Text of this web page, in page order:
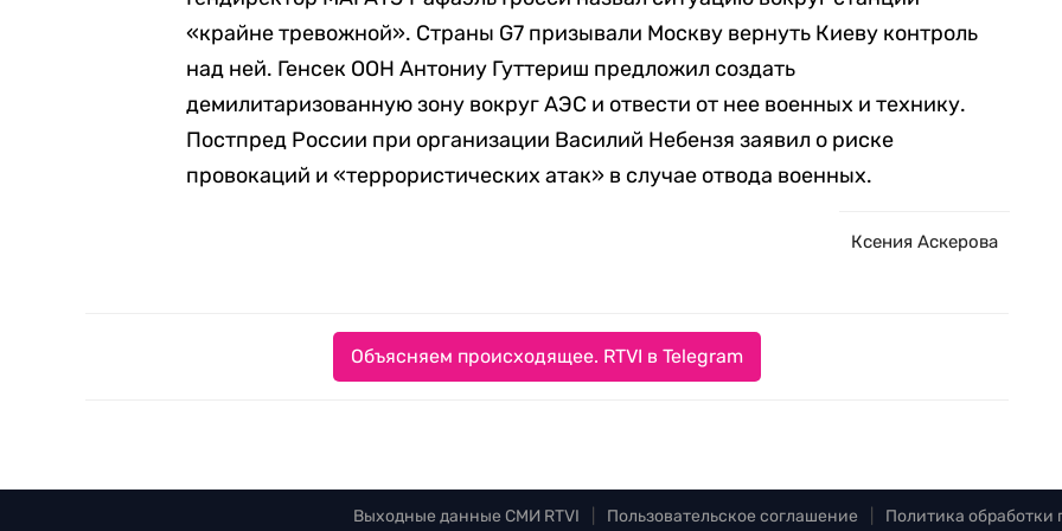
«крайне тревожной». Страны G7 призывали Москву вернуть Киеву контроль
над ней. Генсек ООН Антониу Гуттериш предложил создать
демилитаризованную зону вокруг АЭС и отвести от нее военных и технику.
Постпред России при организации Василий Небензя заявил о риске
провокаций и «террористических атак» в случае отвода военных.
Ксения Аскерова
Объясняем происходящее. RTVI в Telegram
Выходные данные СМИ RTVI Пользовательское соглашение Политика